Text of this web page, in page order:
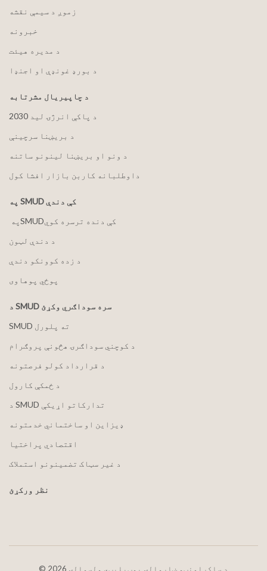
زموږ د سیمې نقشه
خبرونه
د مدیره هیئت
د بورډ غونډې او اجنډا
د چاپیریال مشرتابه
2030 د پاکې انرژۍ لید
د بریښنا سرچینې
د ونو او بریښنا لینونو ساتنه
داوطلبانه کاربن بازار افشا کول
په SMUD کې دندې
په ‏‎SMUD‎‏ کې دنده ترسره کوي
د دندې لټون
د زده کوونکو دندې
پوځي پوهاوی
د SMUD سره سوداګري وکړئ
SMUD ته پلورل
د کوچني سوداګرۍ هڅونې پروګرام
د قرارداد کولو فرصتونه
د ځمکې کارول
د SMUD تدارکاتو اړیکې
ډیزاین او ساختماني خدمتونه
اقتصادي پراختیا
د غیر سټاک تضمینونو استملاک
نظر ورکړئ
© 2026 د ساکرامنټو ښاروالۍ یوټیلیټي ولسوالۍ